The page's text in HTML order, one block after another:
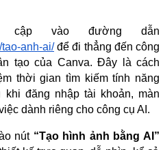
vào đường dẫn
anh-ai/để đi thẳng đến công
tạo của Canva. Đây là cách
thời gian tìm kiếm tính năng
đăng nhập tài khoản, màn
dành riêng cho công cụ AI.
nút “Tạo hình ảnh bằng AI”